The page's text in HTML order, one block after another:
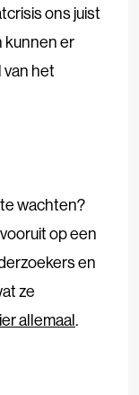
ons juist
kunnen er
van het
wachten?
op een
en
ze
allemaal.